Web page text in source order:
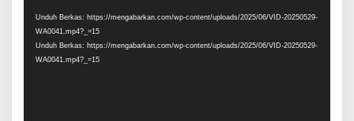
Unduh Berkas: https://mengabarkan.com/wp-content/uploads/2025/06/VID-20250529-
WA0041.mp4?_=15
Unduh Berkas: https://mengabarkan.com/wp-content/uploads/2025/06/VID-20250529-
WA0041.mp4?_=15